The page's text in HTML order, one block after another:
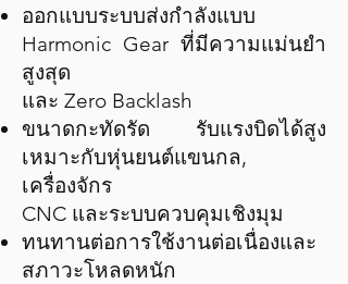
ออกแบบระบบส่งกำลังแบบ
Harmonic Gear ที่มีความแม่นยำ
สูงสุด
และ Zero Backlash
ขนาดกะทัดรัด รับแรงบิดได้สูง
เหมาะกับหุ่นยนต์แขนกล,
เครื่องจักร
CNC และระบบควบคุมเชิงมุม
ทนทานต่อการใช้งานต่อเนื่องและ
สภาวะโหลดหนัก